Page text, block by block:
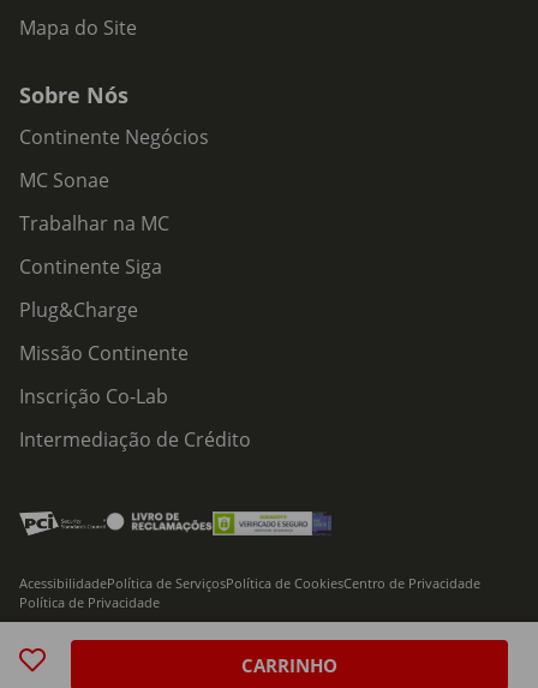
CARRINHO
Mapa do Site
Sobre Nós
Continente Negócios
MC Sonae
Trabalhar na MC
Continente Siga
Plug&Charge
Missão Continente
Inscrição Co-Lab
Intermediação de Crédito
© 2026 Modelo Continente Hipermercados, S.A. Todos os direitos reservados
AcessibilidadePolítica de ServiçosPolítica de CookiesCentro de Privacidade
Política de Privacidade